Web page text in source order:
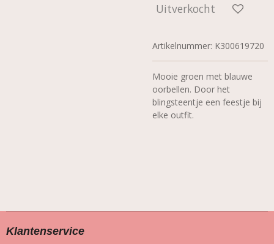
Uitverkocht
Artikelnummer: K300619720
Mooie groen met blauwe
oorbellen. Door het
blingsteentje een feestje bij
elke outfit.
Klantenservice